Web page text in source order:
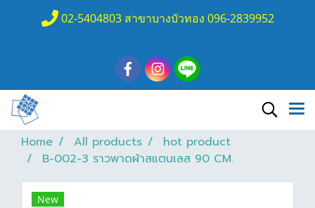
02-5404803 สาขาบางบัวทอง 096-2839952
Home All products
hot product
B-002-3 ราวพาดผ้าสแตนเลส 90 CM.
New